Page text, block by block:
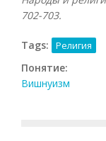
702-703.
Tags: Религия
Понятие:
Вишнуизм